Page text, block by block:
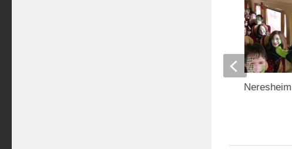
Auf dem Weg nach Neresheim